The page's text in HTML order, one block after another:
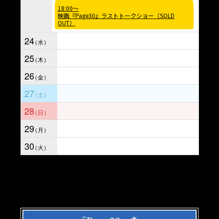
18:00～
映画『Page30』ラストトークショー（SOLD
OUT）
24
25
26
27
28
29
30